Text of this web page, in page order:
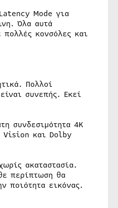
Mode για
Όλα αυτά
κονσόλες και
Πολλοί
συνεπής. Εκεί
συνδεσιμότητα 4K
Vision και Dolby
ακαταστασία.
περίπτωση θα
ποιότητα εικόνας.